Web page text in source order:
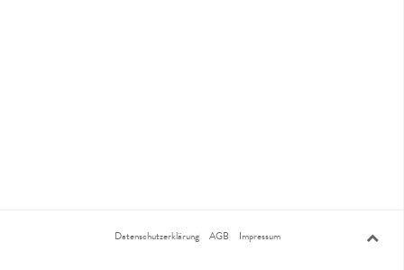
Datenschutzerklärung AGB Impressum